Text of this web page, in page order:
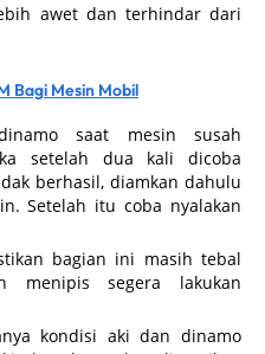
awet dan terhindar dari
Bagi Mesin Mobil
saat mesin susah
setelah dua kali dicoba
berhasil, diamkan dahulu
Setelah itu coba nyalakan
bagian ini masih tebal
menipis segera lakukan
kondisi aki dan dinamo